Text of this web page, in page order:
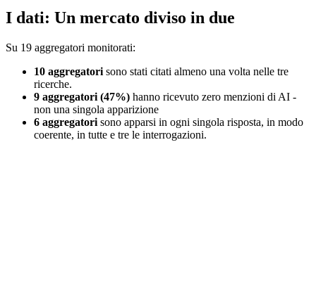
I dati: Un mercato diviso in due
Su 19 aggregatori monitorati:
10 aggregatori sono stati citati almeno una volta nelle tre
ricerche.
9 aggregatori (47%) hanno ricevuto zero menzioni di AI -
non una singola apparizione
6 aggregatori sono apparsi in ogni singola risposta, in modo
coerente, in tutte e tre le interrogazioni.